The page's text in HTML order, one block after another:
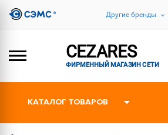
Другие бренды
CEZARES
ФИРМЕННЫЙ МАГАЗИН СЕТИ
КАТАЛОГ ТОВАРОВ